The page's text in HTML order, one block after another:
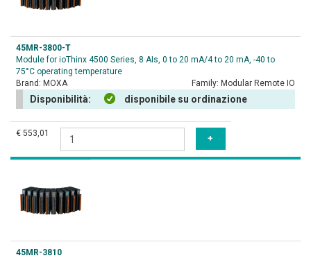
45MR-3800-T
Module for ioThinx 4500 Series, 8 AIs, 0 to 20 mA/4 to 20 mA, -40 to
75°C operating temperature
Brand: MOXA Family: Modular Remote IO
Disponibilità: disponibile su ordinazione
€ 553,01
45MR-3810